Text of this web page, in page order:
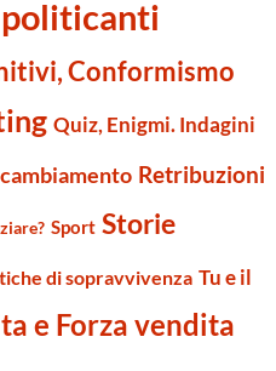
Conformismo
Quiz, Enigmi. Indagini
Retribuzioni
Sport Storie
di sopravvivenza Tu e il
e Forza vendita